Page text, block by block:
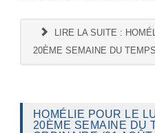
LIRE LA SUITE :
20ÈME SEMAINE DU
HOMÉLIE POUR LE
20ÈME SEMAINE DU